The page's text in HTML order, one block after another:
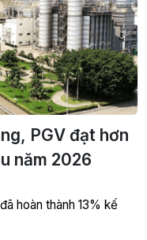
PGV đạt hơn
năm 2026
hoàn thành 13% kế